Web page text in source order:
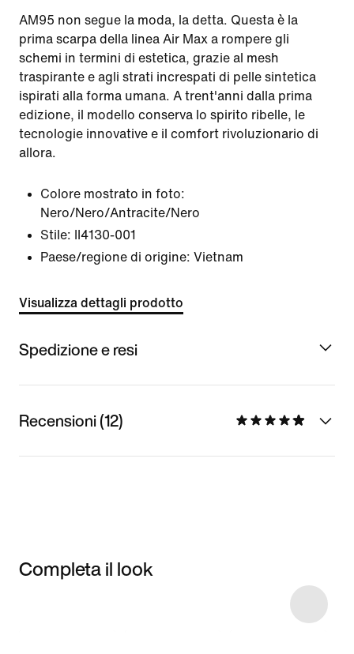
AM95 non segue la moda, la detta. Questa è la
prima scarpa della linea Air Max a rompere gli
schemi in termini di estetica, grazie al mesh
traspirante e agli strati increspati di pelle sintetica
ispirati alla forma umana. A trent'anni dalla prima
edizione, il modello conserva lo spirito ribelle, le
tecnologie innovative e il comfort rivoluzionario di
allora.
Colore mostrato in foto:
Nero/Nero/Antracite/Nero
Stile:
II4130-001
Paese/regione di origine: Vietnam
Visualizza dettagli prodotto
Spedizione e resi
Recensioni (12)
Completa il look